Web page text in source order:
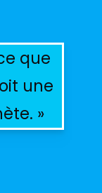
que
une
»